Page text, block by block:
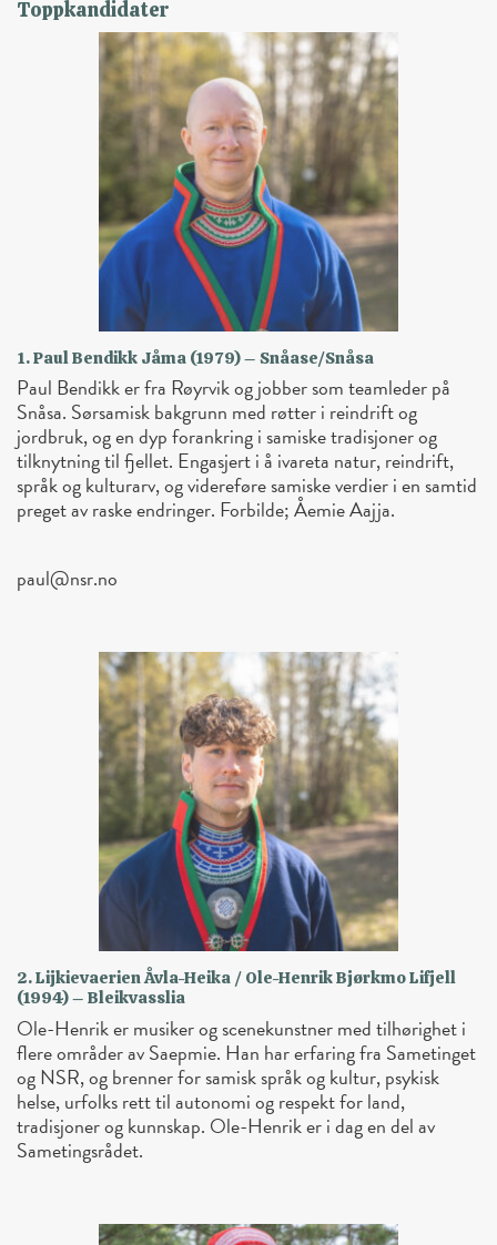
Toppkandidater
1. Paul Bendikk Jåma (1979) – Snåase/Snåsa
Paul Bendikk er fra Røyrvik og jobber som teamleder på
Snåsa. Sørsamisk bakgrunn med røtter i reindrift og
jordbruk, og en dyp forankring i samiske tradisjoner og
tilknytning til fjellet. Engasjert i å ivareta natur, reindrift,
språk og kulturarv, og videreføre samiske verdier i en samtid
preget av raske endringer. Forbilde; Åemie Aajja.
paul@nsr.no
2. Lijkievaerien Åvla-Heika / Ole-Henrik Bjørkmo Lifjell
(1994) – Bleikvasslia
Ole-Henrik er musiker og scenekunstner med tilhørighet i
flere områder av Saepmie. Han har erfaring fra Sametinget
og NSR, og brenner for samisk språk og kultur, psykisk
helse, urfolks rett til autonomi og respekt for land,
tradisjoner og kunnskap. Ole-Henrik er i dag en del av
Sametingsrådet.